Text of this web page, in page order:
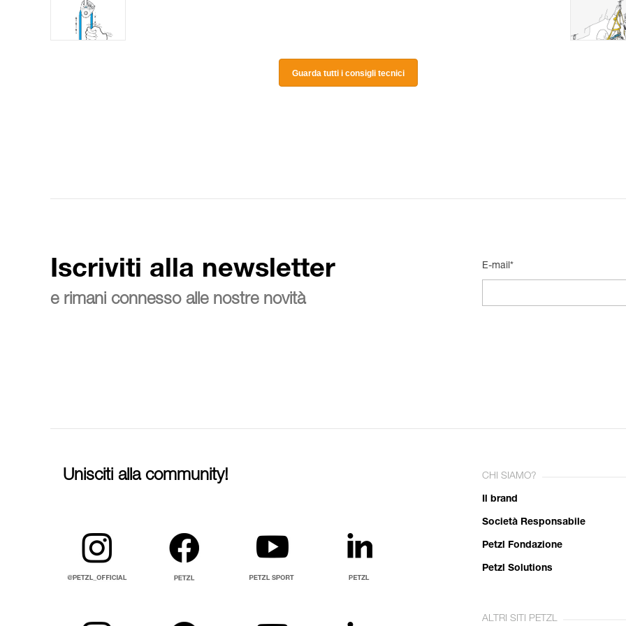
Guarda tutti i consigli tecnici
Iscriviti alla newsletter
e rimani connesso alle nostre novità
E-mail*
Unisciti alla community! CHI SIAMO?
Il brand
Società Responsabile
Petzl Fondazione
Petzl Solutions
ALTRI SITI PETZL